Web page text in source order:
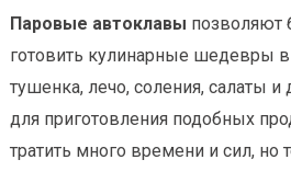
Паровые автоклавы позволяют
готовить кулинарные шедевры
тушенка, лечо, соления, салаты
для приготовления подобных
тратить много времени и сил, но